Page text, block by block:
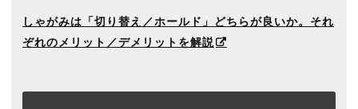
しゃがみは「切り替え／ホールド」どちらが良いか。それ
ぞれのメリット／デメリットを解説